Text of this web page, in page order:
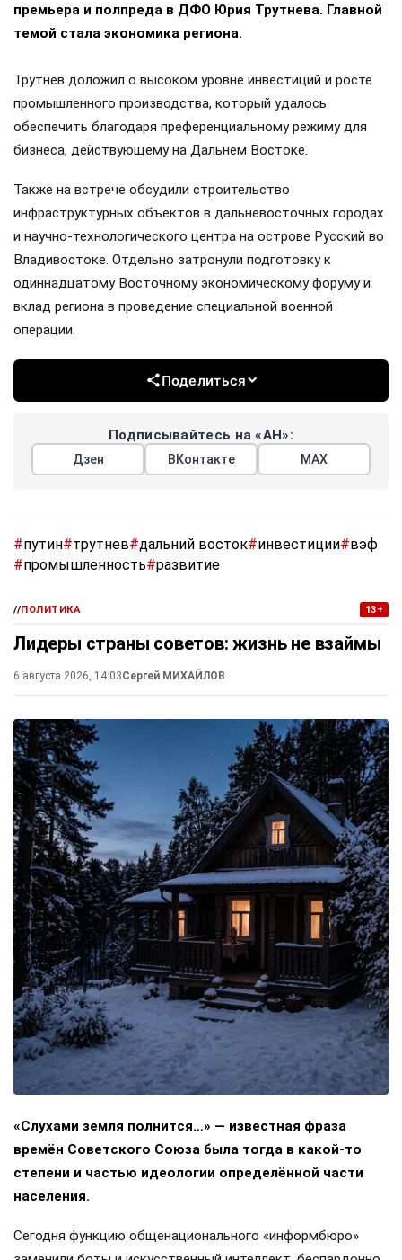
премьера и полпреда в ДФО Юрия Трутнева. Главной
темой стала экономика региона.
Трутнев доложил о высоком уровне инвестиций и росте
промышленного производства, который удалось
обеспечить благодаря преференциальному режиму для
бизнеса, действующему на Дальнем Востоке.
Также на встрече обсудили строительство
инфраструктурных объектов в дальневосточных городах
и научно-технологического центра на острове Русский во
Владивостоке. Отдельно затронули подготовку к
одиннадцатому Восточному экономическому форуму и
вклад региона в проведение специальной военной
операции.
Поделиться
Подписывайтесь на «АН»:
Дзен ВКонтакте МАХ
#путин#трутнев#дальний восток#инвестиции#вэф
#промышленность#развитие
//ПОЛИТИКА 13+
Лидеры страны советов: жизнь не взаймы
6 августа 2026, 14:03Сергей МИХАЙЛОВ
«Слухами земля полнится…» — известная фраза
времён Советского Союза была тогда в какой-то
степени и частью идеологии определённой части
населения.
Сегодня функцию общенационального «информбюро»